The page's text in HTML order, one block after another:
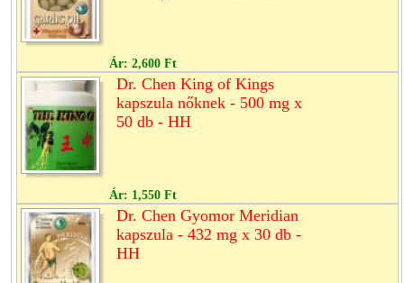
Ár: 2,600 Ft
Dr. Chen King of Kings
kapszula nőknek - 500 mg x
50 db - HH
Ár: 1,550 Ft
Dr. Chen Gyomor Meridian
kapszula - 432 mg x 30 db -
HH